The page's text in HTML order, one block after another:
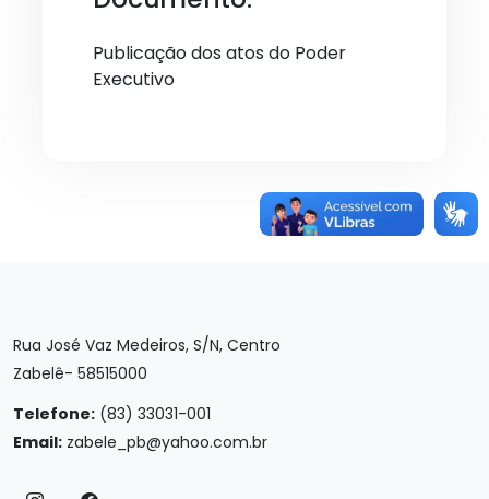
Publicação dos atos do Poder
Executivo
Rua José Vaz Medeiros, S/N, Centro
Zabelê- 58515000
Telefone: (83) 33031-001
Email: zabele_pb@yahoo.com.br